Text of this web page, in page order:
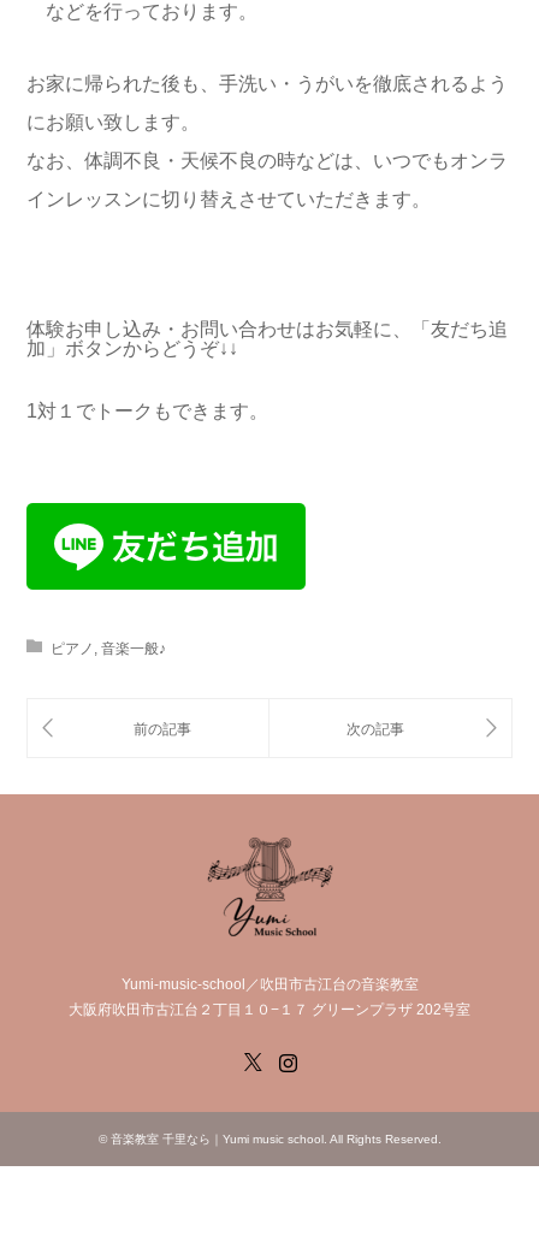
などを行っております。
お家に帰られた後も、手洗い・うがいを徹底されるよう
にお願い致します。
なお、体調不良・天候不良の時などは、いつでもオンラ
インレッスンに切り替えさせていただきます。
体験お申し込み・お問い合わせはお気軽に、「友だち追
加」ボタンからどうぞ↓↓
1対１でトークもできます。
ピアノ , 音楽一般♪
Yumi-music-school／吹田市古江台の音楽教室
大阪府吹田市古江台２丁目１０−１７ グリーンプラザ 202号室
© 音楽教室 千里なら｜Yumi music school. All Rights Reserved.